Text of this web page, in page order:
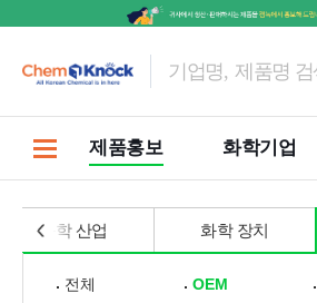
제품홍보 화학기업
화학 산업 화학 장치
전체 OEM